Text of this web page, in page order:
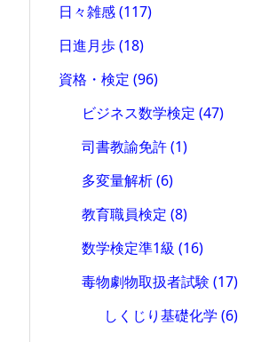
日々雑感(117)
日進月歩(18)
資格・検定 (96)
ビジネス数学検定 (47)
司書教諭免許(1)
多変量解析(6)
教育職員検定 (8)
数学検定準1級 (16)
毒物劇物取扱者試験 (17)
しくじり基礎化学(6)